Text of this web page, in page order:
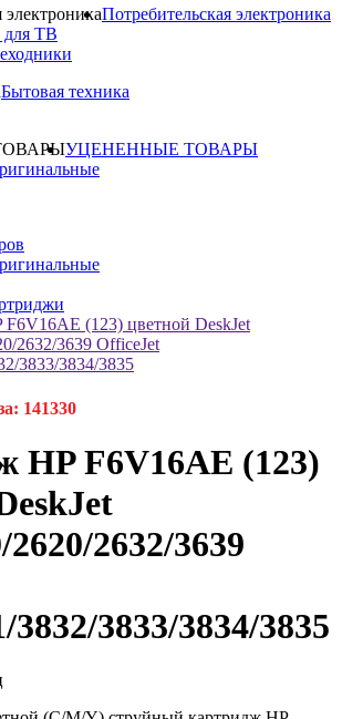
Потребительская электроника
ТВ
Бытовая техника
УЦЕНЕННЫЕ ТОВАРЫ
(123) цветной DeskJet
2632/3639 OfficeJet
3833/3834/3835
141330
HP F6V16AE (123)
2620/2632/3639
3832/3833/3834/3835